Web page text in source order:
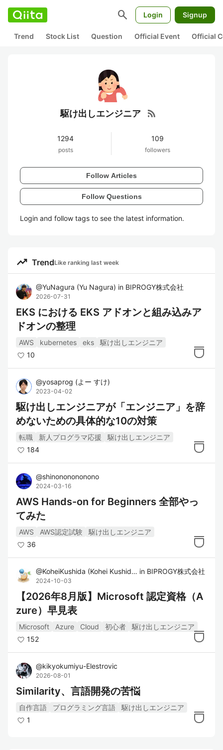
search Login Signup
Trend Stock List Question Official Event Official
駆け出しエンジニア rss_feed
1294
posts
109
followers
Follow Articles
Follow Questions
Login and follow tags to see the latest information.
trending_up TrendLike ranking last week
@YuNagura (Yu Nagura) in BIPROGY株式会社
2026-07-31
EKS における EKS アドオンと組み込みア
ドオンの整理
AWS kubernetes eks
駆け出しエンジニア
10
@yosaprog (よー すけ)
2023-04-02
駆け出しエンジニアが「エンジニア」を辞
めないための具体的な10の対策
転職 新人プログラマ応援
駆け出しエンジニア
184
@shinononononono
2024-03-16
AWS Hands-on for Beginners 全部やっ
てみた
AWS AWS認定試験
駆け出しエンジニア
36
@KoheiKushida (Kohei Kushida ) in BIPROGY株式会社
2024-10-03
【2026年8月版】Microsoft 認定資格（A
zure）早見表
Microsoft Azure Cloud 初心者
駆け出しエンジニア
152
@kikyokumiyu-Elestrovic
2026-08-01
Similarity、言語開発の苦悩
自作言語 プログラミング言語
駆け出しエンジニア
1